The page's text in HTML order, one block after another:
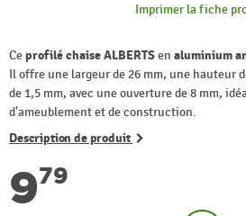
Imprimer la fiche
Ceprofilé chaise ALBERTSen aluminium
Il offre une largeur de 26 mm, une hauteur
de 1,5 mm, avec une ouverture de 8 mm,
d'ameublement et de construction.
Description de produit
979